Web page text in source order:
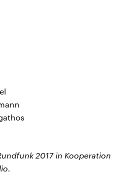
2017 in Kooperation